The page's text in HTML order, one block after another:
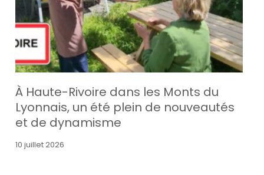
À Haute-Rivoire dans les Monts du
Lyonnais, un été plein de nouveautés
et de dynamisme
10 juillet 2026